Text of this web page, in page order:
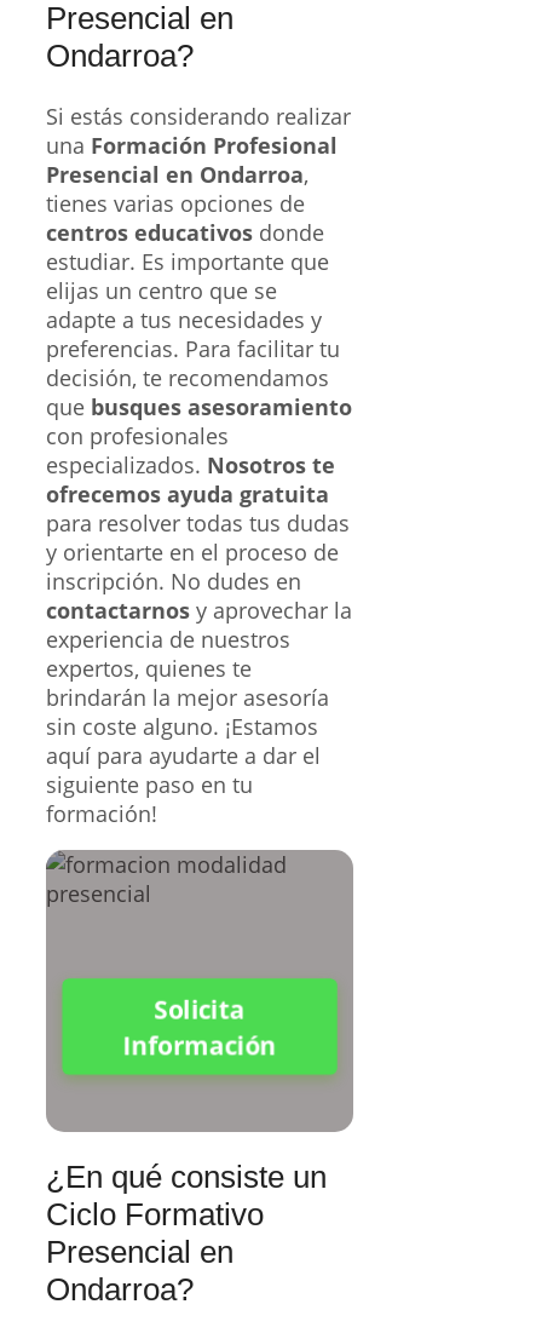
Presencial en
Ondarroa?
Si estás considerando realizar
una Formación Profesional
Presencial en Ondarroa,
tienes varias opciones de
centros educativos donde
estudiar. Es importante que
elijas un centro que se
adapte a tus necesidades y
preferencias. Para facilitar tu
decisión, te recomendamos
que busques asesoramiento
con profesionales
especializados. Nosotros te
ofrecemos ayuda gratuita
para resolver todas tus dudas
y orientarte en el proceso de
inscripción. No dudes en
contactarnos y aprovechar la
experiencia de nuestros
expertos, quienes te
brindarán la mejor asesoría
sin coste alguno. ¡Estamos
aquí para ayudarte a dar el
siguiente paso en tu
formación!
Solicita
Información
¿En qué consiste un
Ciclo Formativo
Presencial en
Ondarroa?